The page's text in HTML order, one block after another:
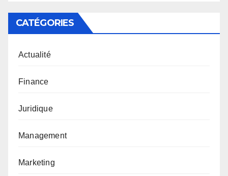
CATÉGORIES
Actualité
Finance
Juridique
Management
Marketing